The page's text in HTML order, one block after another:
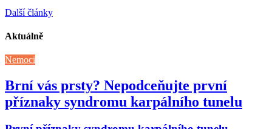
Další články
Aktuálně
Nemoci
Brní vás prsty? Nepodceňujte první
příznaky syndromu karpálního tunelu